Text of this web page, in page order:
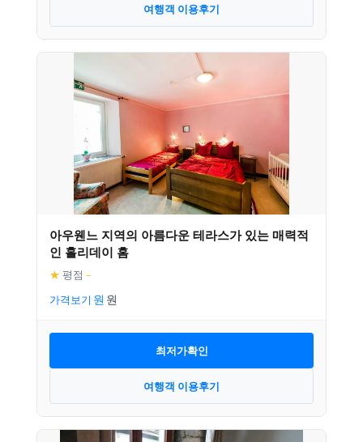
여행객 이용후기
아우웬느 지역의 아름다운 테라스가 있는 매력적
인 홀리데이 홈
★ 평점 –
가격보기
최저가확인
여행객 이용후기